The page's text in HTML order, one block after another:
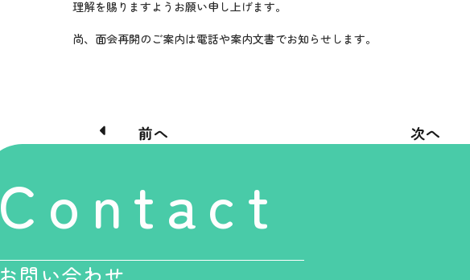
理解を賜りますようお願い申し上げます。
尚、面会再開のご案内は電話や案内文書でお知らせします。
前へ 次へ
Contact